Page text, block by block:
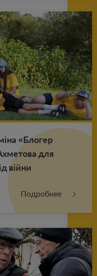
«Бло­гер
для
війни
Подробнее